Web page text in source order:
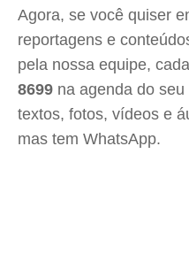
Agora, se você quiser
reportagens e
pela nossa equipe,
8699 na agenda do
textos, fotos, vídeos e
mas tem WhatsApp.